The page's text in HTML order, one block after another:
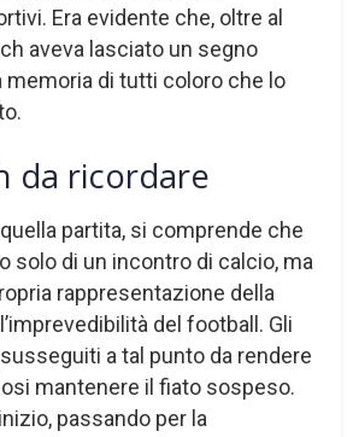
Era evidente che, oltre al
aveva lasciato un segno
memoria di tutti coloro che lo
da ricordare
partita, si comprende che
solo di un incontro di calcio, ma
rappresentazione della
del football. Gli
a tal punto da rendere
mantenere il fiato sospeso.
passando per la